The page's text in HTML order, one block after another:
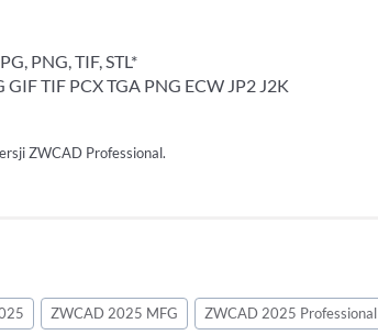
PNG, TIF, STL*
TIF PCX TGA PNG ECW JP2 J2K
ZWCAD Professional.
ZWCAD 2025 MFG ZWCAD 2025 Professional